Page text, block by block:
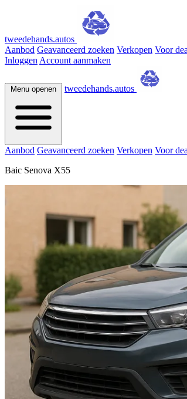
tweedehands.autos
Aanbod Geavanceerd zoeken Verkopen Voor
Inloggen Account aanmaken
Menu openen tweedehands.autos
Aanbod Geavanceerd zoeken Verkopen Voor
Baic Senova X55